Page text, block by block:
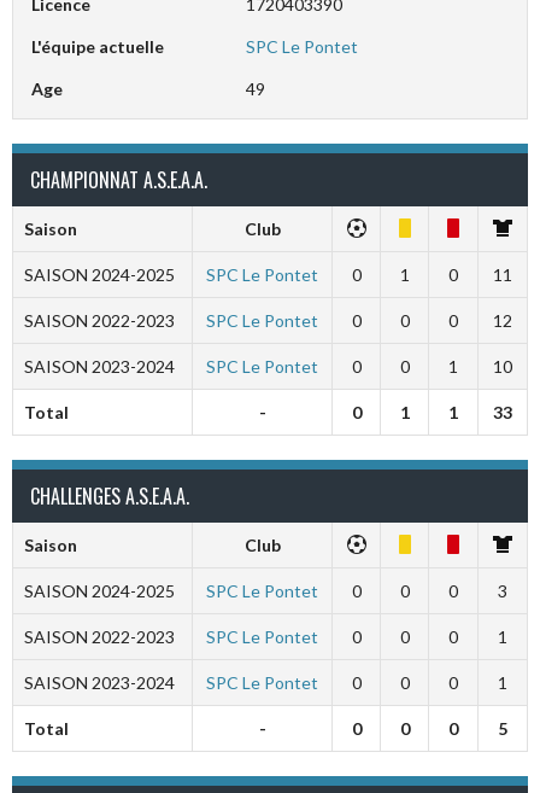
L'équipe actuelle SPC Le Pontet
Age 49
CHAMPIONNAT A.S.E.A.A.
Saison Club
SAISON 2024-2025 SPC Le Pontet 0 1 0 11
SAISON 2022-2023 SPC Le Pontet 0 0 0 12
SAISON 2023-2024 SPC Le Pontet 0 0 1 10
Total - 0 1 1 33
CHALLENGES A.S.E.A.A.
Saison Club
SAISON 2024-2025 SPC Le Pontet 0 0 0 3
SAISON 2022-2023 SPC Le Pontet 0 0 0 1
SAISON 2023-2024 SPC Le Pontet 0 0 0 1
Total - 0 0 0 5